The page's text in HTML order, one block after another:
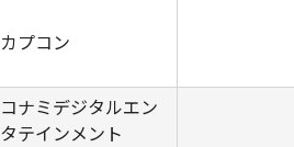
カプコン
コナミデジタルエン
タテインメント